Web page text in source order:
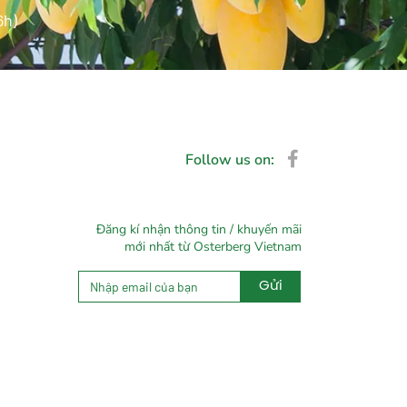
Follow us on:
Đăng kí nhận thông tin / khuyến mãi
mới nhất từ Osterberg Vietnam
Gửi